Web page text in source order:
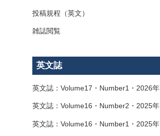
投稿規程（英文）
雑誌閲覧
英文誌
英文誌：Volume17・Number1・2026年
英文誌：Volume16・Number2・2025年
英文誌：Volume16・Number1・2025年